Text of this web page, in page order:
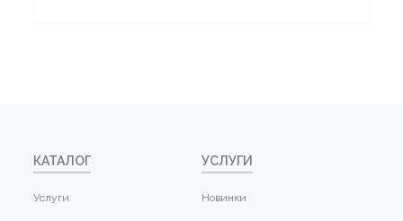
КАТАЛОГ
Услуги
УСЛУГИ
Новинки